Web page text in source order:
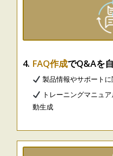
4. FAQ作成でQ&Aを
製品情報やサポート
トレーニングマニュ
動生成